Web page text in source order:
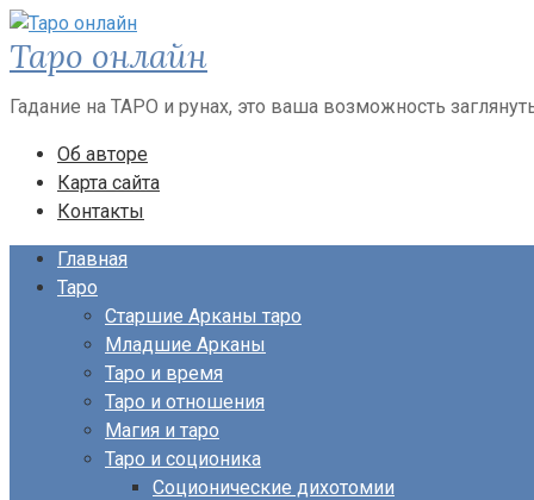
Перейти
к
контенту
Таро онлайн
Гадание на ТАРО и рунах, это ваша возможность
Об авторе
Карта сайта
Контакты
Главная
Таро
Старшие Арканы таро
Младшие Арканы
Таро и время
Таро и отношения
Магия и таро
Таро и соционика
Соционические дихотомии